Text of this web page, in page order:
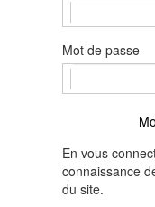
Mot de passe
En vous
connaissance
du site.